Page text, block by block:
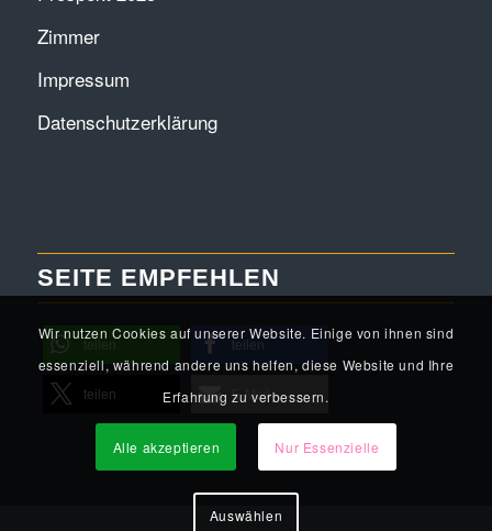
Zimmer
Impressum
Datenschutzerklärung
SEITE EMPFEHLEN
teilen teilen
teilen E-Mail
Wir nutzen Cookies auf unserer Website. Einige von ihnen sind
essenziell, während andere uns helfen, diese Website und Ihre
Erfahrung zu verbessern.
Alle akzeptieren Nur Essenzielle
Auswählen